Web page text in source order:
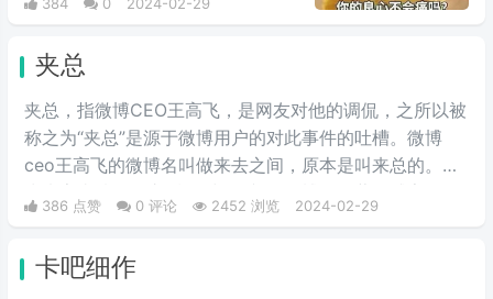
不好意思”等含义，并不是“疼痛”的
会内疚吗，来源于热图鹦鹉兄弟表
情包，火于知乎，该词也被《咬文
嚼字》评为2017年度十大流行语之
一，现在多用于聊天中的表情包。
夹总
夹总，指微博CEO王高飞，是网友对他的调侃，之所以被
称之为“夹总”是源于微博用户的对此事件的吐槽。微博
ceo王高飞的微博名叫做来去之间，原本是叫来总的。因
为来字去掉一竖之后是“夹”，并且微博把屏蔽敏感字的行
为称为“夹”，所以来去之间喜提夹总这一称号。
386 点赞 0 评论 2452 浏览 2024-02-29
卡吧细作